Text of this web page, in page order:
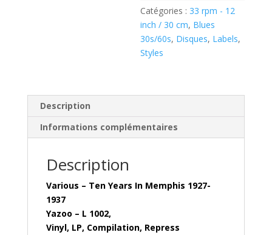
Catégories : 33 rpm - 12
inch / 30 cm, Blues
30s/60s, Disques, Labels,
Styles
Description
Informations complémentaires
Description
Various – Ten Years In Memphis 1927-
1937
Yazoo – L 1002,
Vinyl, LP, Compilation, Repress